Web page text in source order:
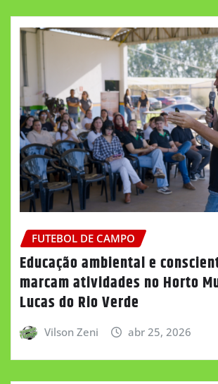
FUTEBOL DE CAMPO
Educação ambiental e
marcam atividades no Horto
Lucas do Rio Verde
Vilson Zeni abr 25, 2026